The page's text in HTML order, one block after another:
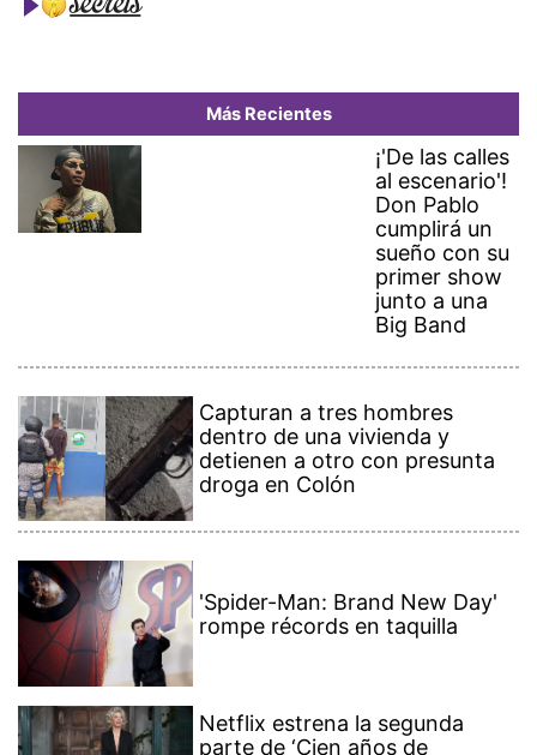
Más Recientes
¡'De las calles
al escenario'!
Don Pablo
cumplirá un
sueño con su
primer show
junto a una
Big Band
Capturan a tres hombres
dentro de una vivienda y
detienen a otro con presunta
droga en Colón
'Spider-Man: Brand New Day'
rompe récords en taquilla
Netflix estrena la segunda
parte de ‘Cien años de